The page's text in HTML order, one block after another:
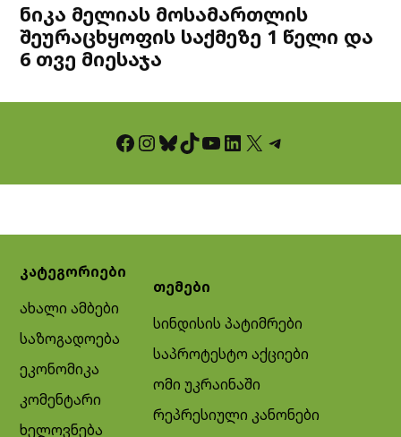
ნიკა მელიას მოსამართლის
შეურაცხყოფის საქმეზე 1 წელი და
6 თვე მიესაჯა
Facebook InstagramBluesky TikTok YouTube LinkedIn X Telegram
კატეგორიები
ახალი ამბები
საზოგადოება
ეკონომიკა
კომენტარი
ხელოვნება
თემები
სინდისის პატიმრები
საპროტესტო აქციები
ომი უკრაინაში
რეპრესიული კანონები